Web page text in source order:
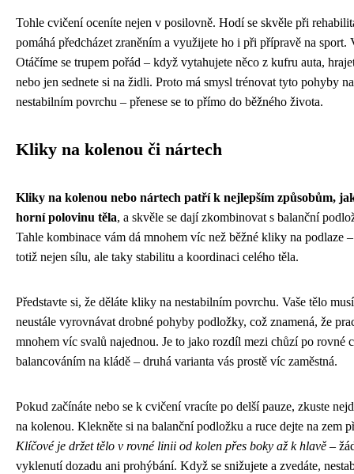
Tohle cvičení oceníte nejen v posilovně. Hodí se skvěle při
pomáhá předcházet zraněním a využijete ho i při přípravě na sport.
Otáčíme se trupem pořád – když vytahujete něco z kufru auta,
nebo jen sednete si na židli. Proto má smysl trénovat tyto pohyby na
nestabilním povrchu – přenese se to přímo do běžného života.
Kliky na kolenou či nártech
Kliky na kolenou nebo nártech patří k nejlepším způsobům,
horní polovinu těla, a skvěle se dají zkombinovat s balanční
Tahle kombinace vám dá mnohem víc než běžné kliky na podlaze
totiž nejen sílu, ale taky stabilitu a koordinaci celého těla.
Představte si, že děláte kliky na nestabilním povrchu. Vaše tělo musí
neustále vyrovnávat drobné pohyby podložky, což znamená, že
mnohem víc svalů najednou. Je to jako rozdíl mezi chůzí po rovné
balancováním na kládě – druhá varianta vás prostě víc zaměstná.
Pokud začínáte nebo se k cvičení vracíte po delší pauze, zkuste
na kolenou. Klekněte si na balanční podložku a ruce dejte na zem
Klíčové je držet tělo v rovné linii od kolen přes boky až k hlavě –
vyklenutí dozadu ani prohýbání. Když se snižujete a zvedáte,